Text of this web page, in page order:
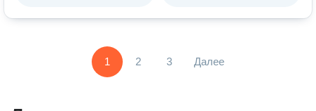
1 2 3 Далее